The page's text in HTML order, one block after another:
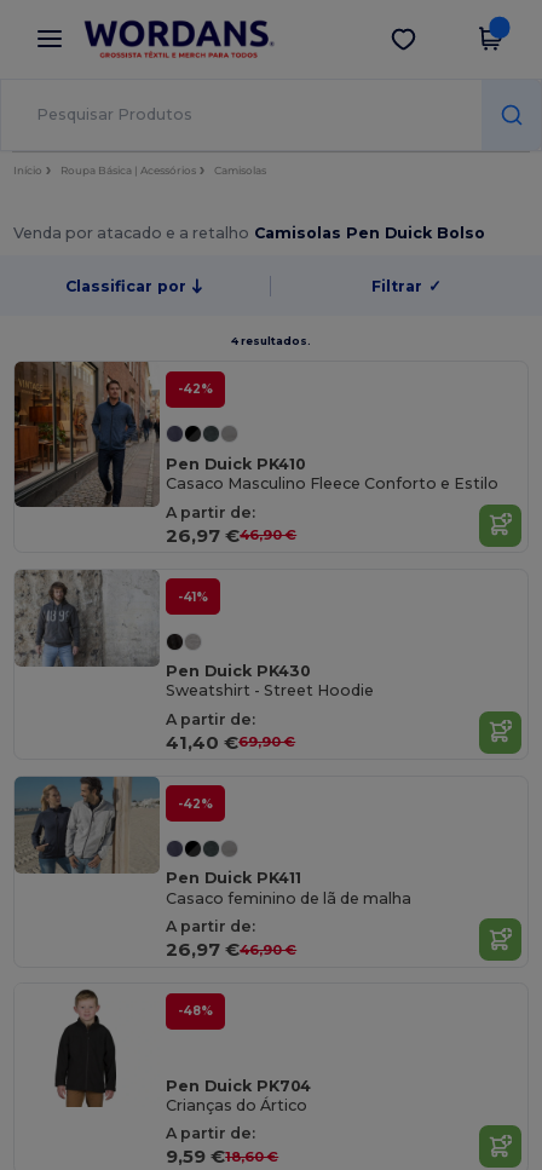
× App Wordans
Melhores preços na app!
Obter app
Início Roupa Básica | Acessórios Camisolas
Venda por atacado e a retalho Camisolas Pen Duick Bolso
Classificar por Filtrar ✓
4 resultados.
-42%
Pen Duick PK410
Casaco Masculino Fleece Conforto e Estilo
A partir de:
26,97 €46,90 €
-41%
Pen Duick PK430
Sweatshirt - Street Hoodie
A partir de:
41,40 €69,90 €
-42%
Pen Duick PK411
Casaco feminino de lã de malha
A partir de:
26,97 €46,90 €
-48%
Pen Duick PK704
Crianças do Ártico
A partir de:
9,59 €18,60 €